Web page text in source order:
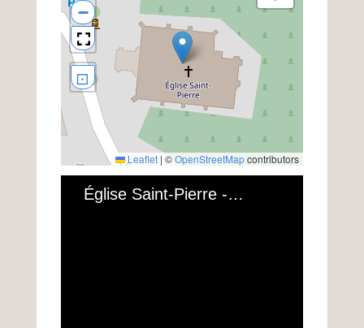
−
⊡
Leaflet | ©OpenStreetMapcontributors